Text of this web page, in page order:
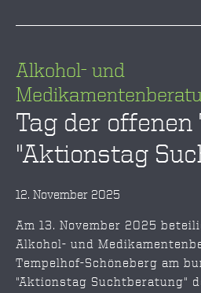
Alkohol- und
Tag der offenen
"Aktionstag
12. November 2025
Am 13. November 2025
Alkohol- und
Tempelhof-Schöneberg am
"Aktionstag Suchtberatung"